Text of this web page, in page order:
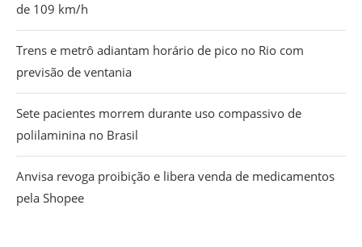
de 109 km/h
Trens e metrô adiantam horário de pico no Rio com
previsão de ventania
Sete pacientes morrem durante uso compassivo de
polilaminina no Brasil
Anvisa revoga proibição e libera venda de medicamentos
pela Shopee